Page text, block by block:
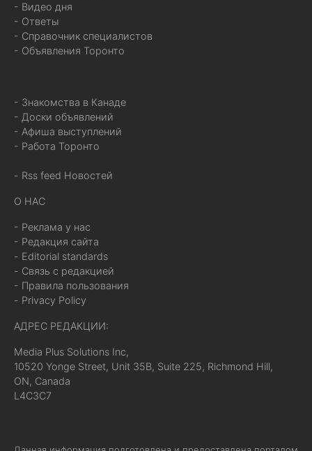
- Видео дня
- Ответы
- Справочник специалистов
- Объявления Торонто
- Знакомства в Канаде
- Доски объявлений
- Афиша выступлений
- Работа Торонто
- Rss feed Новостей
О НАС
- Реклама у нас
- Редакция сайта
- Editorial standards
- Связь с редакцией
- Правила пользования
- Privacy Policy
АДРЕС РЕДАКЦИИ:
Media Plus Solutions Inc,
10520 Yonge Street, Unit 35B, Suite 225, Richmond Hill,
ON, Canada
L4C3C7